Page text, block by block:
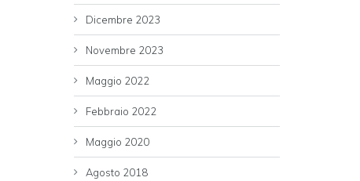
Dicembre 2023
Novembre 2023
Maggio 2022
Febbraio 2022
Maggio 2020
Agosto 2018